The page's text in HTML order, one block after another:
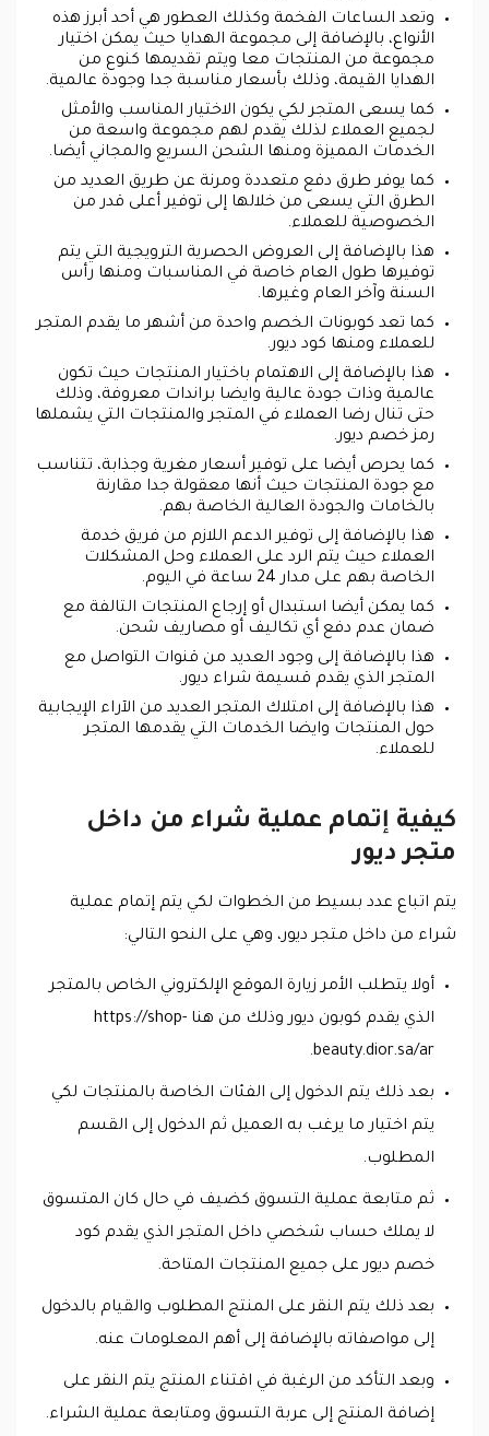
وتعد الساعات الفخمة وكذلك العطور هي أحد أبرز هذه
الأنواع، بالإضافة إلى مجموعة الهدايا حيث يمكن اختيار
مجموعة من المنتجات معا ويتم تقديمها كنوع من
الهدايا القيمة، وذلك بأسعار مناسبة جدا وجودة عالمية.
كما يسعى المتجر لكي يكون الاختيار المناسب والأمثل
لجميع العملاء لذلك يقدم لهم مجموعة واسعة من
الخدمات المميزة ومنها الشحن السريع والمجاني أيضا.
كما يوفر طرق دفع متعددة ومرنة عن طريق العديد من
الطرق التي يسعى من خلالها إلى توفير أعلى قدر من
الخصوصية للعملاء.
هذا بالإضافة إلى العروض الحصرية الترويجية التي يتم
توفيرها طول العام خاصة في المناسبات ومنها رأس
السنة وآخر العام وغيرها.
كما تعد كوبونات الخصم واحدة من أشهر ما يقدم المتجر
للعملاء ومنها كود ديور.
هذا بالإضافة إلى الاهتمام باختيار المنتجات حيث تكون
عالمية وذات جودة عالية وايضا براندات معروفة، وذلك
حتى تنال رضا العملاء في المتجر والمنتجات التي يشملها
رمز خصم ديور.
كما يحرص أيضا على توفير أسعار مغرية وجذابة، تتناسب
مع جودة المنتجات حيث أنها معقولة جدا مقارنة
بالخامات والجودة العالية الخاصة بهم.
هذا بالإضافة إلى توفير الدعم اللازم من فريق خدمة
العملاء حيث يتم الرد على العملاء وحل المشكلات
الخاصة بهم على مدار 24 ساعة في اليوم.
كما يمكن أيضا استبدال أو إرجاع المنتجات التالفة مع
ضمان عدم دفع أي تكاليف أو مصاريف شحن.
هذا بالإضافة إلى وجود العديد من قنوات التواصل مع
المتجر الذي يقدم قسيمة شراء ديور.
هذا بالإضافة إلى امتلاك المتجر العديد من الآراء الإيجابية
حول المنتجات وايضا الخدمات التي يقدمها المتجر
للعملاء.
كيفية إتمام عملية شراء من داخل
متجر ديور
يتم اتباع عدد بسيط من الخطوات لكي يتم إتمام عملية
شراء من داخل متجر ديور، وهي على النحو التالي:
أولا يتطلب الأمر زيارة الموقع الإلكتروني الخاص بالمتجر
الذي يقدم كوبون ديور وذلك من هنا https://shop-
beauty.dior.sa/ar.
بعد ذلك يتم الدخول إلى الفئات الخاصة بالمنتجات لكي
يتم اختيار ما يرغب به العميل ثم الدخول إلى القسم
المطلوب.
ثم متابعة عملية التسوق كضيف في حال كان المتسوق
لا يملك حساب شخصي داخل المتجر الذي يقدم كود
خصم ديور على جميع المنتجات المتاحة.
بعد ذلك يتم النقر على المنتج المطلوب والقيام بالدخول
إلى مواصفاته بالإضافة إلى أهم المعلومات عنه.
وبعد التأكد من الرغبة في اقتناء المنتج يتم النقر على
إضافة المنتج إلى عربة التسوق ومتابعة عملية الشراء.